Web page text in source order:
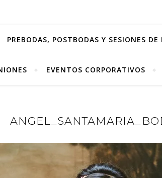
PREBODAS, POSTBODAS Y SESIONES DE
EVENTOS CORPORATIVOS